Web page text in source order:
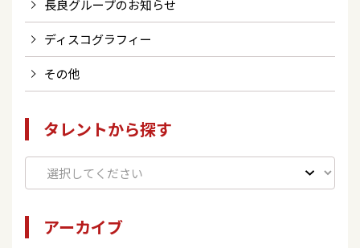
長良グループのお知らせ
ディスコグラフィー
その他
タレントから探す
アーカイブ